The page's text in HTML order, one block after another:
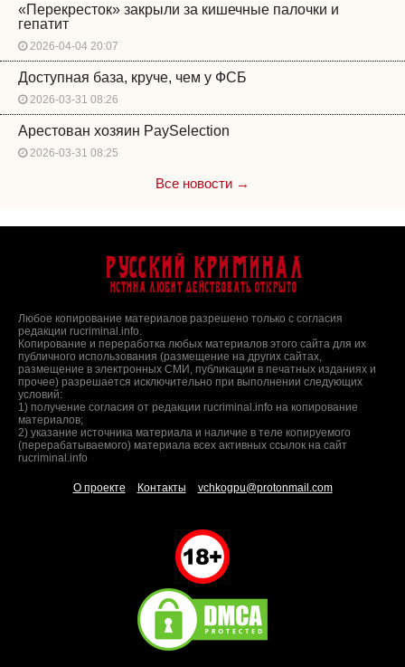
«Перекресток» закрыли за кишечные палочки и
гепатит
2026-04-04 20:07
Доступная база, круче, чем у ФСБ
2026-03-31 08:26
Арестован хозяин PaySelection
2026-03-31 08:25
Все новости →
Русский Криминал
Истина любит действовать открыто
Любое копирование материалов разрешено только с согласия
редакции rucriminal.info.
Копирование и переработка любых материалов этого сайта для их
публичного использования (размещение на других сайтах,
размещение в электронных СМИ, публикации в печатных изданиях и
прочее) разрешается исключительно при выполнении следующих
условий:
1) получение согласия от редакции rucriminal.info на копирование
материалов;
2) указание источника материала и наличие в теле копируемого
(перерабатываемого) материала всех активных ссылок на сайт
rucriminal.info
О проекте Контакты vchkogpu@protonmail.com